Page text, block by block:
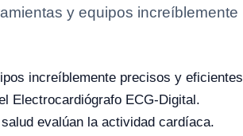
y equipos increíblemente
increíblemente precisos y eficientes
Electrocardiógrafo ECG-Digital.
evalúan la actividad cardíaca.